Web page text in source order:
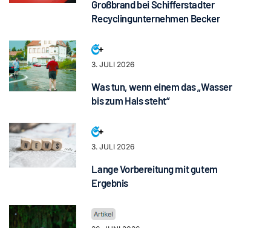
Großbrand bei Schifferstadter
Recyclingunternehmen Becker
3. JULI 2026
Was tun, wenn einem das „Wasser
bis zum Hals steht“
3. JULI 2026
Lange Vorbereitung mit gutem
Ergebnis